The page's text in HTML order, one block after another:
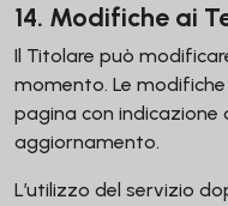
14. Modifiche ai
Il Titolare può
momento. Le
pagina con
aggiornamento.
L’utilizzo del servizio